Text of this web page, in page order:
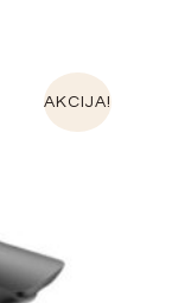
AKCIJA!